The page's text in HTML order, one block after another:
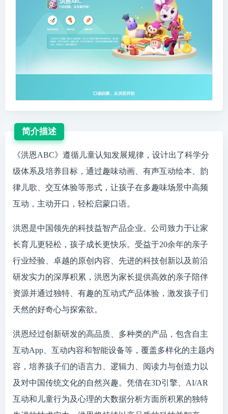
简介描述
《洪恩ABC》遵循儿童认知发展规律，设计出了科学分
级体系及培养目标，通过趣味动画、有声互动绘本、韵
律儿歌、交互体验等形式，让孩子在多趣味场景中高频
互动，主动开口，轻松启蒙口语。
洪恩是中国领先的科技益智产品企业。公司致力于让家
长育儿更轻松，孩子成长更快乐。受益于20余年的亲子
行业经验、卓越的原创内容、先进的科技创新以及前沿
研发实力的深厚积累，洪恩为家长提供高效的亲子陪伴
资源并通过独特、有趣的互动式产品体验，激发孩子们
天然的好奇心与探索欲。
洪恩经过创新研发的高品质、多种类的产品，包含自主
互动App、互动内容和智能设备等，覆盖多样化的主题内
容，培养孩子们的语言力、逻辑力、阅读力与创造力以
及对中国传统文化的自然兴趣。凭借在3D引擎、AI/AR
互动和儿童行为及心理的大数据分析方面所积累的独特